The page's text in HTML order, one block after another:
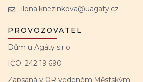
ilona.knezinkova@uagaty.cz
PROVOZOVATEL
Dům u Agáty s.r.o.
IČO: 242 19 690
Zapsaná v OR vedeném Městským